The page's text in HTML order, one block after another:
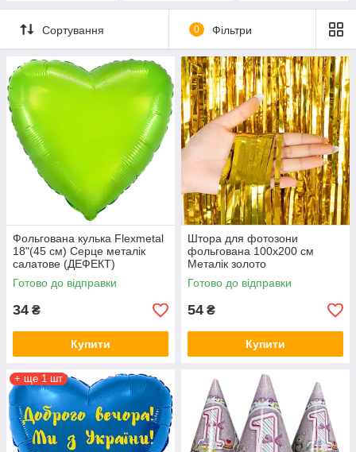
Сортування 0 Фільтри
Фольгована кулька Flexmetal
18"(45 см) Серце металік
салатове (ДЕФЕКТ)
Готово до відправки
34 ₴
Купити
Штора для фотозони
фольгована 100х200 см
Металік золото
Готово до відправки
54 ₴
Купити
+ ще 1 шт